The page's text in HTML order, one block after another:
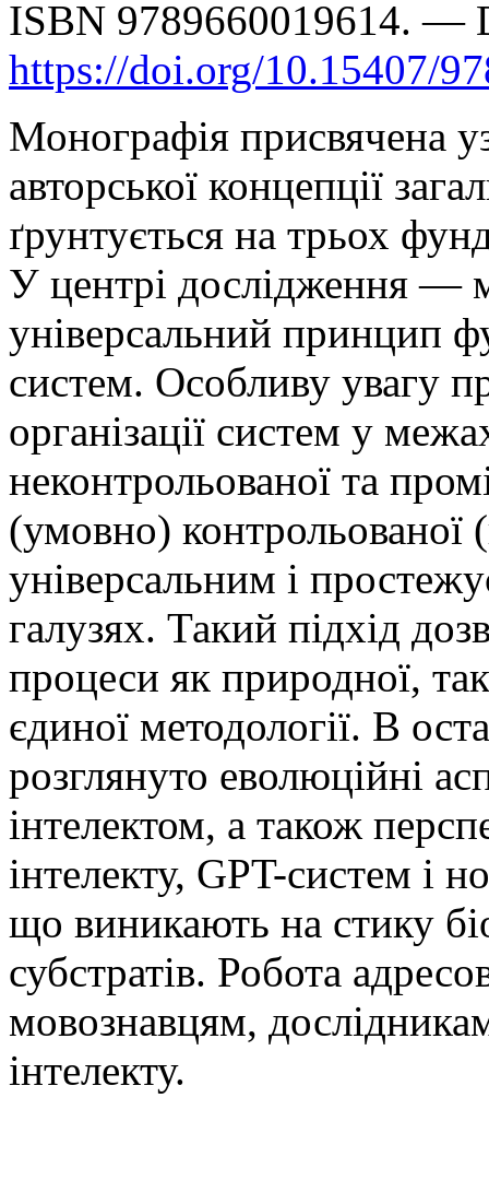
ISBN 9789660019614. —
https://doi.org/10.15407/
Монографія присвячена
авторської концепції
ґрунтується на трьох
У центрі дослідження —
універсальний принцип
систем. Особливу увагу
організації систем у
неконтрольованої та
(умовно) контрольованої
універсальним і
галузях. Такий підхід
процеси як природної, так
єдиної методології. В
розглянуто еволюційні
інтелектом, а також
інтелекту, GPT-систем і
що виникають на стику
субстратів. Робота
мовознавцям,
інтелекту.